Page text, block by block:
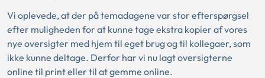
Vi oplevede, at der på temadagene var stor efterspørgsel
efter muligheden for at kunne tage ekstra kopier af vores
nye oversigter med hjem til eget brug og til kollegaer, som
ikke kunne deltage. Derfor har vi nu lagt oversigterne
online til print eller til at gemme online.